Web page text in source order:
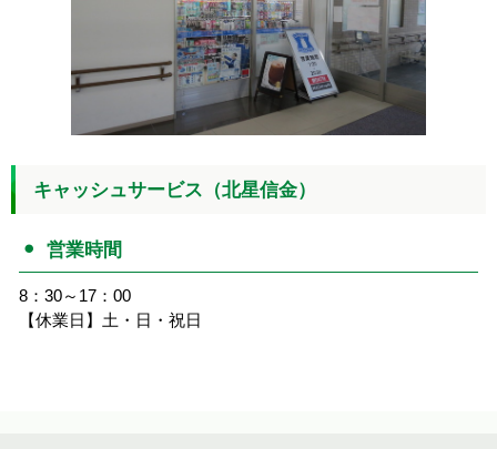
キャッシュサービス（北星信金）
営業時間
8：30～17：00
【休業日】土・日・祝日